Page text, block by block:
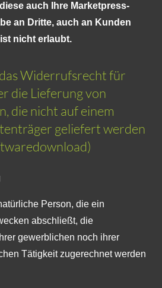
auch Ihre Marketpress-
an Dritte, auch an Kunden
nicht erlaubt.
Widerrufsrecht für
die Lieferung von
die nicht auf einem
geliefert werden
Person, die ein
abschließt, die
gewerblichen noch ihrer
Tätigkeit zugerechnet werden